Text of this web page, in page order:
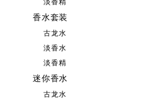
香水套装
古龙水
淡香水
淡香精
迷你香水
古龙水